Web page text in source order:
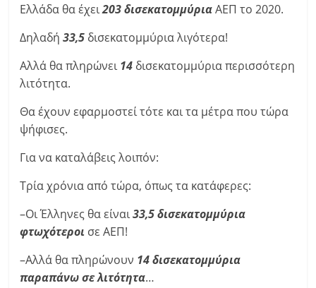
Ελλάδα θα έχει203 δισεκατομμύριαΑΕΠ το 2020.
Δηλαδή33,5 δισεκατομμύρια λιγότερα!
Αλλά θα πληρώνει 14 δισεκατομμύρια περισσότερη
λιτότητα.
Θα έχουν εφαρμοστεί τότε και τα μέτρα που τώρα
ψήφισες.
Για να καταλάβεις λοιπόν:
Τρία χρόνια από τώρα, όπως τα κατάφερες:
–Οι Έλληνες θα είναι33,5 δισεκατομμύρια
φτωχότεροι σε ΑΕΠ!
–Αλλά θα πληρώνουν 14 δισεκατομμύρια
παραπάνω σε λιτότητα…